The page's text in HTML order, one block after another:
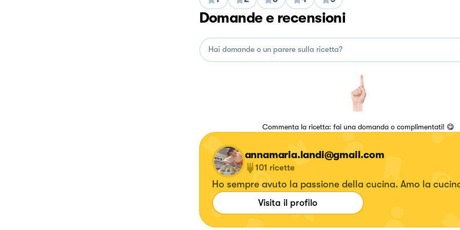
Domande e recensioni
Commenta la ricetta: fai una domanda o complimentati! 😋
annamaria.landi@gmail.com
101 ricette
Ho sempre avuto la passione della cucina. Amo la
Visita il profilo